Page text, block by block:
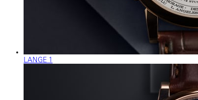
LANGE 1